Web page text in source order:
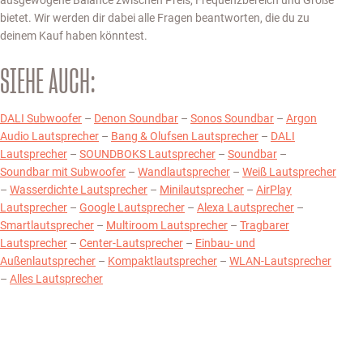
bietet. Wir werden dir dabei alle Fragen beantworten, die du zu
deinem Kauf haben könntest.
SIEHE AUCH:
DALI Subwoofer – Denon Soundbar – Sonos Soundbar – Argon
Audio Lautsprecher – Bang & Olufsen Lautsprecher – DALI
Lautsprecher – SOUNDBOKS Lautsprecher – Soundbar –
Soundbar mit Subwoofer – Wandlautsprecher – Weiß Lautsprecher
– Wasserdichte Lautsprecher – Minilautsprecher – AirPlay
Lautsprecher – Google Lautsprecher – Alexa Lautsprecher –
Smartlautsprecher – Multiroom Lautsprecher – Tragbarer
Lautsprecher – Center-Lautsprecher – Einbau- und
Außenlautsprecher – Kompaktlautsprecher – WLAN-Lautsprecher
– Alles Lautsprecher